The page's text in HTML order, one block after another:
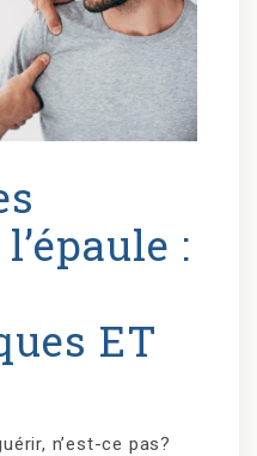
:
ET
n’est-ce pas?